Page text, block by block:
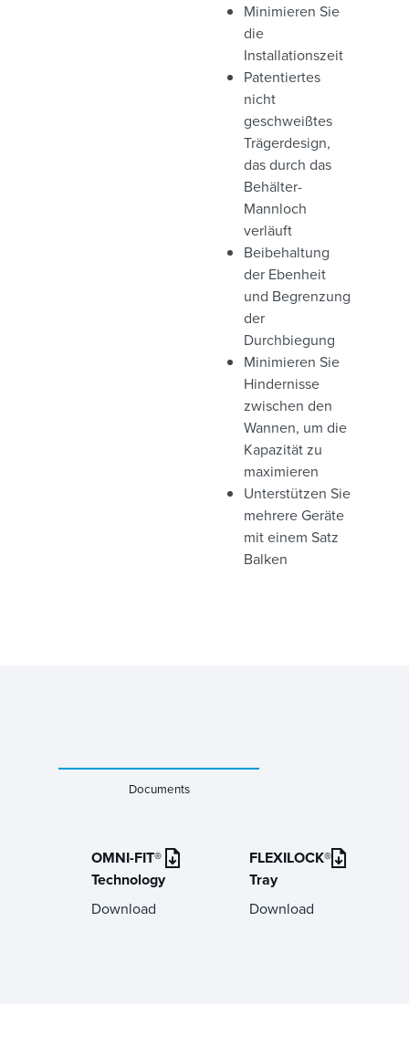
Minimieren Sie
die
Installationszeit
Patentiertes
nicht
geschweißtes
Trägerdesign,
das durch das
Behälter-
Mannloch
verläuft
Beibehaltung
der Ebenheit
und Begrenzung
der
Durchbiegung
Minimieren Sie
Hindernisse
zwischen den
Wannen, um die
Kapazität zu
maximieren
Unterstützen Sie
mehrere Geräte
mit einem Satz
Balken
Documents
OMNI-FIT®
Technology
Download
FLEXILOCK®
Tray
Download